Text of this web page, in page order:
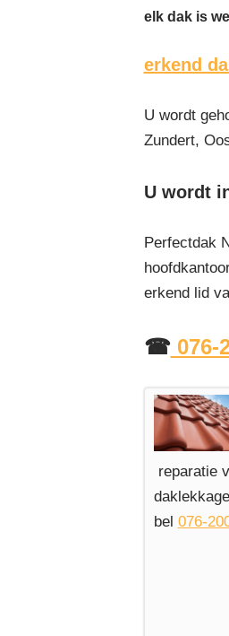
elk dak is
erkend
U wordt
Zundert,
U wordt
Perfectdak
erkend lid
☎076-
reparatie
bel 076-